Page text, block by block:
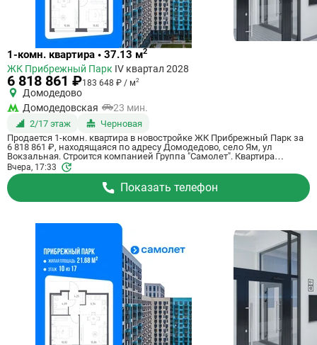
Ссылка
квартиру
1-комн. квартира • 37.13 м2
ЖК Прибрежный Парк IV квартал 2028
6 818 861 ₽183 648 ₽ / м2
Домодедово
Домодедовская
23 мин.
2/17 этаж
Черновая
Продается 1-комн. квартира в новостройке ЖК Прибрежный Парк за
6 818 861 ₽, находящаяся по адресу Домодедово, село Ям, ул
Вокзальная. Строится компанией Группа "Самолет". Квартира
сдается в 4 квартале 2028 года с черновой отделкой, в 23 минутах на
машине от станции метрополитена Домодедовская. Общая площадь
квартиры - 37.13 кв. м. Этаж 2 из 17. ID квартиры на СтройкиРУ
801159, назовите его когда будете звонить.
Вчера, 17:33
Показать телефон